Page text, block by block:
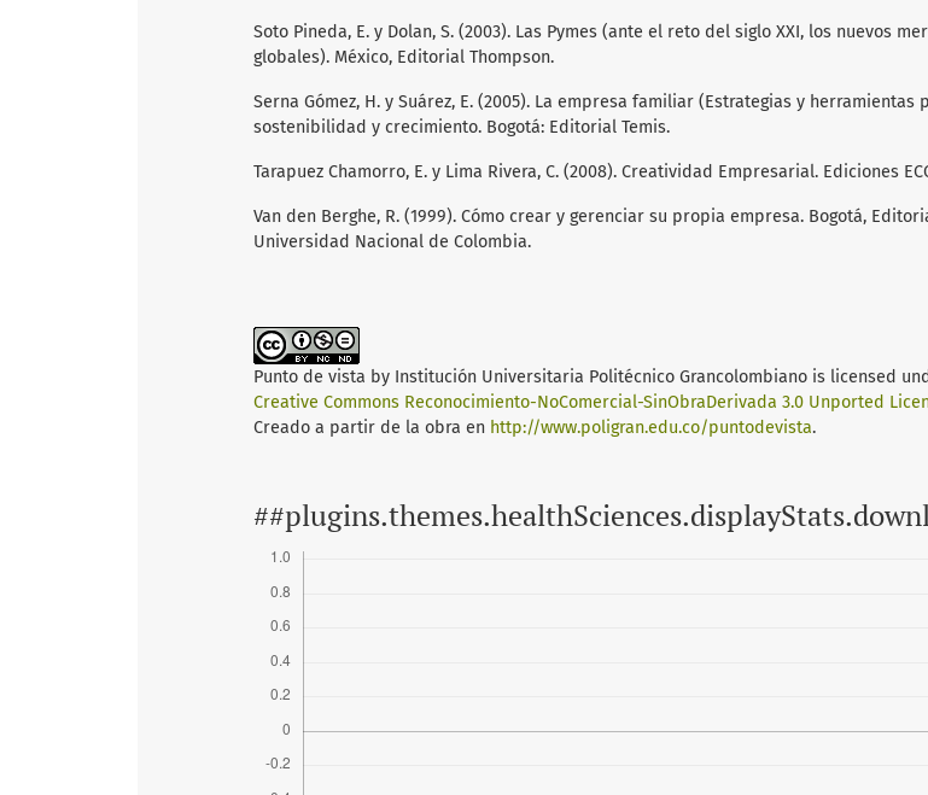
Soto Pineda, E. y Dolan, S. (2003). Las Pymes (ante el reto del siglo XXI, los nuevos
globales). México, Editorial Thompson.
Serna Gómez, H. y Suárez, E. (2005). La empresa familiar (Estrategias y herramientas
sostenibilidad y crecimiento. Bogotá: Editorial Temis.
Tarapuez Chamorro, E. y Lima Rivera, C. (2008). Creatividad Empresarial. Ediciones
Van den Berghe, R. (1999). Cómo crear y gerenciar su propia empresa. Bogotá,
Universidad Nacional de Colombia.
Punto de vista by Institución Universitaria Politécnico Grancolombiano is licensed
Creative Commons Reconocimiento-NoComercial-SinObraDerivada 3.0 Unported
Creado a partir de la obra en http://www.poligran.edu.co/puntodevista.